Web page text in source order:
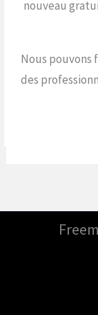
nouveau
Nous pouvons
des